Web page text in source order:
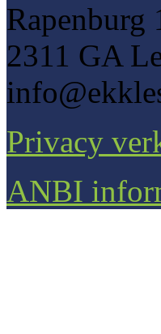
Rapenburg
2311 GA
Privacy
ANBI